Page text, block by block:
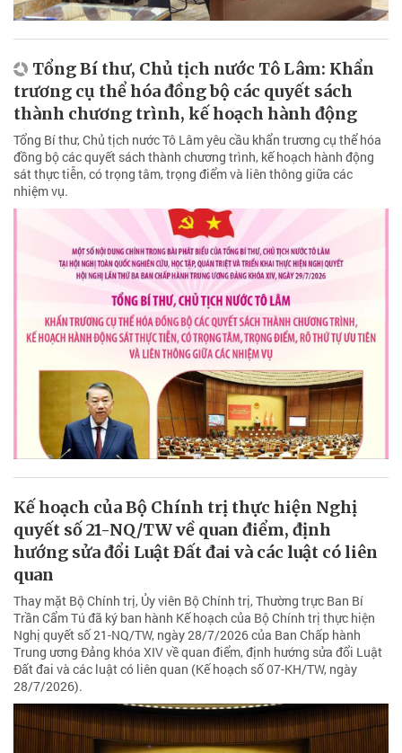
Tổng Bí thư, Chủ tịch nước Tô Lâm: Khẩn
trương cụ thể hóa đồng bộ các quyết sách
thành chương trình, kế hoạch hành động
Tổng Bí thư, Chủ tịch nước Tô Lâm yêu cầu khẩn trương cụ thể hóa
đồng bộ các quyết sách thành chương trình, kế hoạch hành động
sát thực tiễn, có trọng tâm, trọng điểm và liên thông giữa các
nhiệm vụ.
Kế hoạch của Bộ Chính trị thực hiện Nghị
quyết số 21-NQ/TW về quan điểm, định
hướng sửa đổi Luật Đất đai và các luật có liên
quan
Thay mặt Bộ Chính trị, Ủy viên Bộ Chính trị, Thường trực Ban Bí
Trần Cẩm Tú đã ký ban hành Kế hoạch của Bộ Chính trị thực hiện
Nghị quyết số 21-NQ/TW, ngày 28/7/2026 của Ban Chấp hành
Trung ương Đảng khóa XIV về quan điểm, định hướng sửa đổi Luật
Đất đai và các luật có liên quan (Kế hoạch số 07-KH/TW, ngày
28/7/2026).